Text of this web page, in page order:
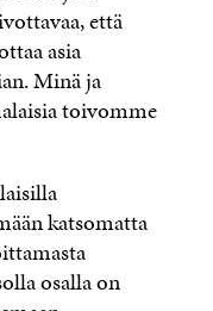
että
asia
Minä ja
toivomme
katsomatta
osalla on